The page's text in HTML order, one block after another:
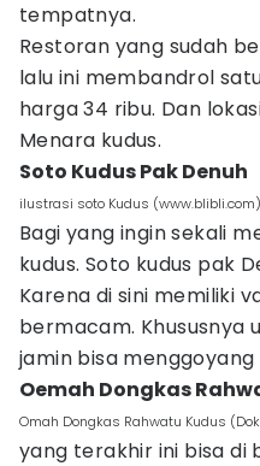
tempatnya.
Restoran yang sudah
lalu ini membandrol
harga 34 ribu. Dan
Menara kudus.
Soto Kudus Pak Denuh
ilustrasi soto Kudus (www.blibli.com)
Bagi yang ingin sekali
kudus. Soto kudus pak
Karena di sini memiliki
bermacam. Khususnya
jamin bisa menggoyang
Oemah Dongkas
Omah Dongkas Rahwatu Kudus
yang terakhir ini bisa di